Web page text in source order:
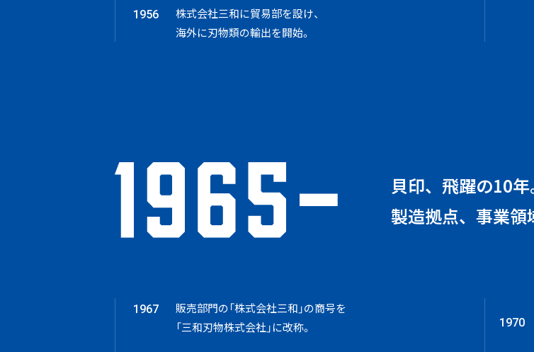
1956
株式会社三和に貿易部を設け、
海外に刃物類の輸出を開始。
貝印、飛躍の10年
製造拠点、事業領
1967
販売部門の「株式会社三和」の商号を
「三和刃物株式会社」に改称。
1970